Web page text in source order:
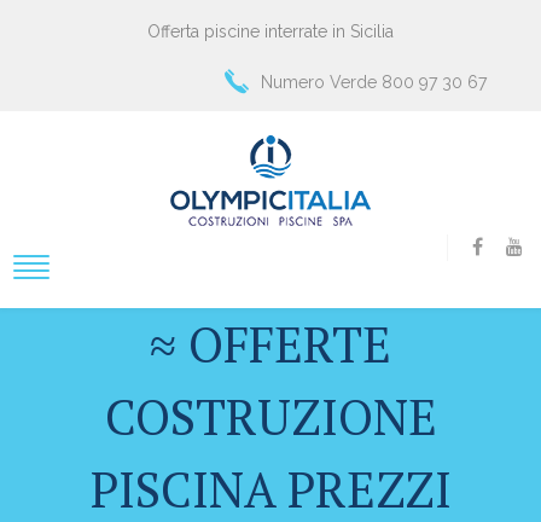
Offerta piscine interrate in Sicilia
Numero Verde 800 97 30 67
≈ OFFERTE
COSTRUZIONE
PISCINA PREZZI